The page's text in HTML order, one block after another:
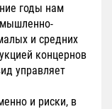
годы нам
и средних
концернов
управляет
и риски, в